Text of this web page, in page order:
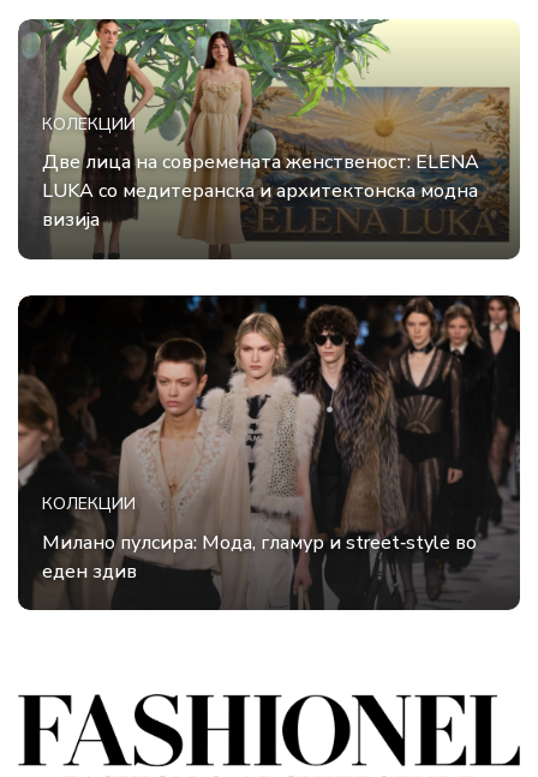
КОЛЕКЦИИ
Две лица на современата женственост: ELENA
LUKA со медитеранска и архитектонска модна
визија
КОЛЕКЦИИ
Милано пулсира: Mода, гламур и street‑style во
еден здив